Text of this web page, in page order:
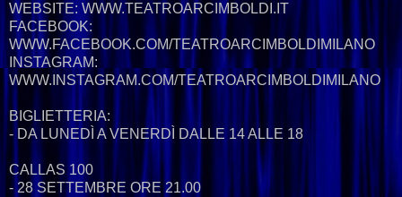
WEBSITE: WWW.TEATROARCIMBOLDI.IT
FACEBOOK:
WWW.FACEBOOK.COM/TEATROARCIMBOLDIMILANO
INSTAGRAM:
WWW.INSTAGRAM.COM/TEATROARCIMBOLDIMILANO
BIGLIETTERIA:
- DA LUNEDÌ A VENERDÌ DALLE 14 ALLE 18
CALLAS 100
- 28 SETTEMBRE ORE 21.00